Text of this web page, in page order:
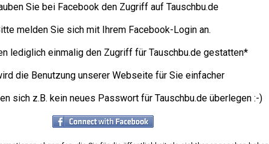
Sie bei Facebook den Zugriff auf Tauschbu.de
melden Sie sich mit Ihrem Facebook-Login an.
lediglich einmalig den Zugriff für Tauschbu.de gestatten*
die Benutzung unserer Webseite für Sie einfacher
sich z.B. kein neues Passwort für Tauschbu.de überlegen :-)